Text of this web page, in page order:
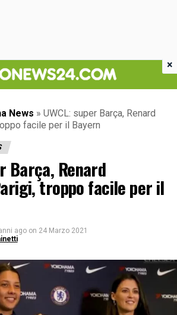
News » UWCL: super Barça, Renard
facile per il Bayern
Barça, Renard
troppo facile per il
ago on 24 Marzo 2021
×